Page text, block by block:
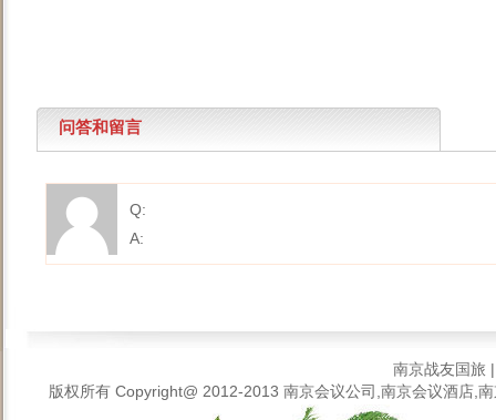
问答和留言
Q:
A:
南京战友国旅
版权所有 Copyright@ 2012-2013 南京会议公司,南京会议酒店,